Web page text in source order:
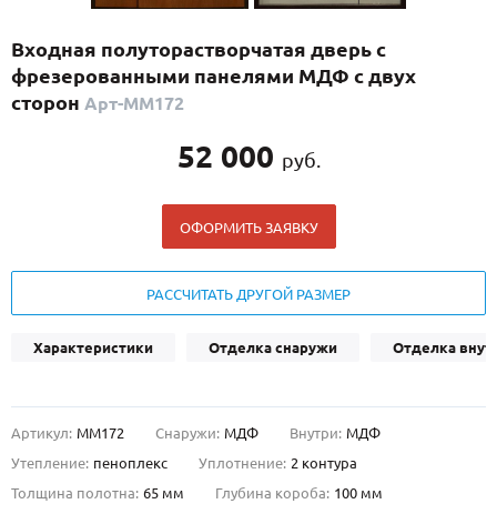
С реечным дизайном(29)
ПО НАЗНАЧЕНИЮ
ПО ОСОБЕННОСТЯМ
Популярные двери
Двери со скидкой
ДВЕРИ С ТЕРМОРАЗРЫВОМ
ГАЛЕРЕЯ
ОПЛАТА
УСТАНОВКА
Входная полуторастворчатая дверь с
фрезерованными панелями МДФ с двух
сторон Арт-ММ172
52 000 руб.
ОФОРМИТЬ ЗАЯВКУ
РАССЧИТАТЬ ДРУГОЙ РАЗМЕР
Характеристики Отделка снаружи Отделка
Артикул: ММ172 Снаружи: МДФ Внутри: МДФ
Утепление: пеноплекс Уплотнение: 2 контура
Толщина полотна: 65 мм Глубина короба: 100 мм